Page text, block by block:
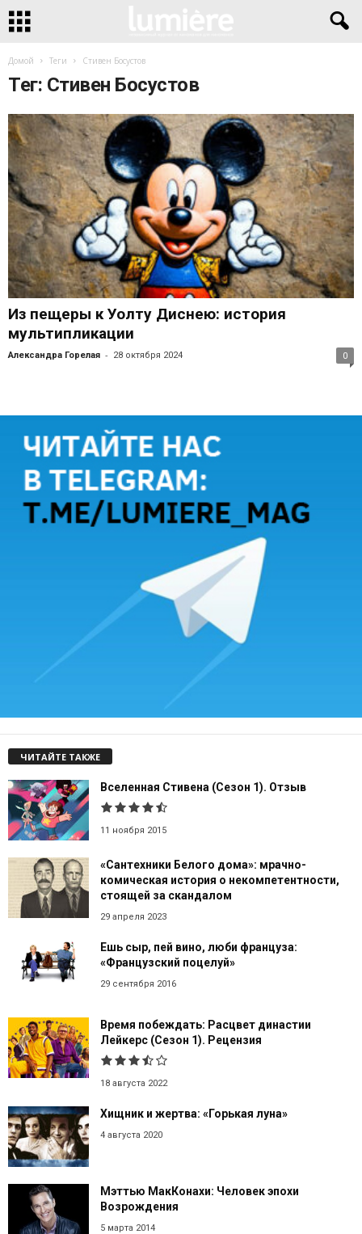
Домой Теги Стивен Босустов
Тег: Стивен Босустов
Из пещеры к Уолту Диснею: история
мультипликации
Александра Горелая - 28 октября 2024 0
ЧИТАЙТЕ ТАКЖЕ
Вселенная Стивена (Сезон 1). Отзыв
11 ноября 2015
«Сантехники Белого дома»: мрачно-
комическая история о некомпетентности,
стоящей за скандалом
29 апреля 2023
Ешь сыр, пей вино, люби француза:
«Французский поцелуй»
29 сентября 2016
Время побеждать: Расцвет династии
Лейкерс (Сезон 1). Рецензия
18 августа 2022
Хищник и жертва: «Горькая луна»
4 августа 2020
Мэттью МакКонахи: Человек эпохи
Возрождения
5 марта 2014